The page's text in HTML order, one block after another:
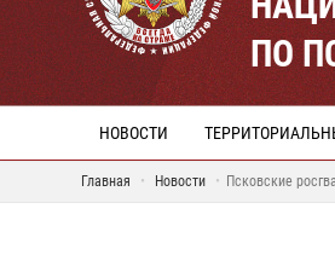
ПО
НОВОСТИ
Главная Новости Псковские